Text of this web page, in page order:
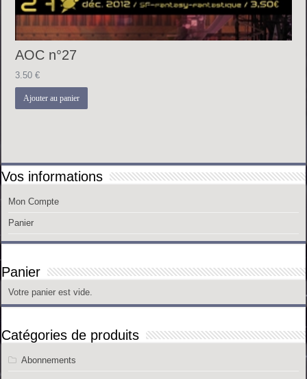
AOC n°27
3.50€
Ajouter au panier
Vos informations
Mon Compte
Panier
Panier
Votre panier est vide.
Catégories de produits
Abonnements